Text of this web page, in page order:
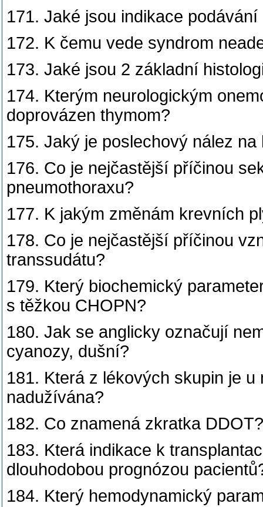
171. Jaké jsou indikace
172. K čemu vede syndrom
173. Jaké jsou 2 základní
174. Kterým neurologickým
doprovázen thymom?
175. Jaký je poslechový nález
176. Co je nejčastější příčinou
pneumothoraxu?
177. K jakým změnám krevních
178. Co je nejčastější příčinou
transsudátu?
179. Který biochemický
s těžkou CHOPN?
180. Jak se anglicky označují
cyanozy, dušní?
181. Která z lékových skupin je
nadužívána?
182. Co znamená zkratka DDOT?
183. Která indikace k
dlouhodobou prognózou
184. Který hemodynamický